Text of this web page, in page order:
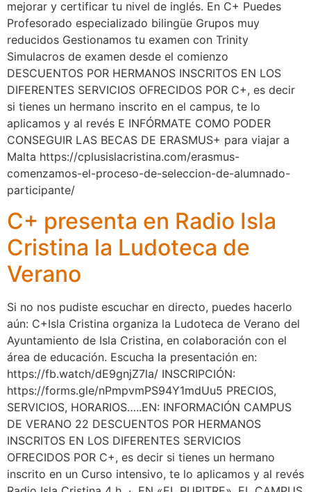
mejorar y certificar tu nivel de inglés. En C+ Puedes
Profesorado especializado bilingüe Grupos muy
reducidos Gestionamos tu examen con Trinity
Simulacros de examen desde el comienzo
DESCUENTOS POR HERMANOS INSCRITOS EN LOS
DIFERENTES SERVICIOS OFRECIDOS POR C+, es decir
si tienes un hermano inscrito en el campus, te lo
aplicamos y al revés E INFÓRMATE COMO PODER
CONSEGUIR LAS BECAS DE ERASMUS+ para viajar a
Malta https://cplusislacristina.com/erasmus-
comenzamos-el-proceso-de-seleccion-de-alumnado-
participante/
C+ presenta en Radio Isla
Cristina la Ludoteca de
Verano
Si no nos pudiste escuchar en directo, puedes hacerlo
aún: C+Isla Cristina organiza la Ludoteca de Verano del
Ayuntamiento de Isla Cristina, en colaboración con el
área de educación. Escucha la presentación en:
https://fb.watch/dE9gnjZ7la/ INSCRIPCIÓN:
https://forms.gle/nPmpvmPS94Y1mdUu5 PRECIOS,
SERVICIOS, HORARIOS…..EN: INFORMACIÓN CAMPUS
DE VERANO 22 DESCUENTOS POR HERMANOS
INSCRITOS EN LOS DIFERENTES SERVICIOS
OFRECIDOS POR C+, es decir si tienes un hermano
inscrito en un Curso intensivo, te lo aplicamos y al revés